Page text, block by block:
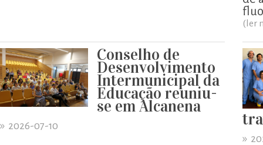
(ler
Conselho de
Desenvolvimento
Intermunicipal da
Educação reuniu-
se em Alcanena
» 2026-07-10
»